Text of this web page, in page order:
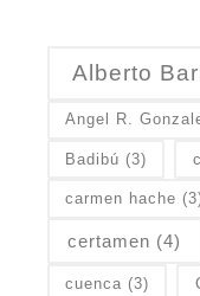
Alberto
Angel R.
Badibú (3)
carmen hache
certamen (4)
cuenca (3)